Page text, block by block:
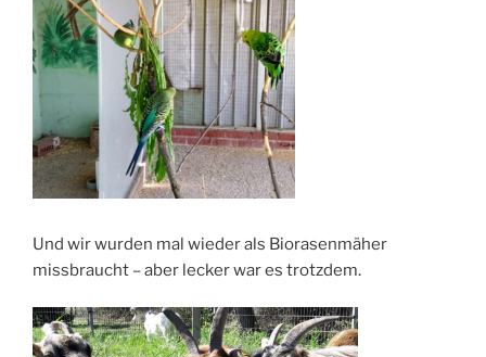
Und wir wurden mal wieder als Biorasenmäher
missbraucht – aber lecker war es trotzdem.